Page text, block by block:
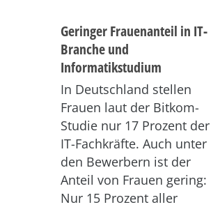
Geringer Frauenanteil in IT-
Branche und
Informatikstudium
In Deutschland stellen
Frauen laut der Bitkom-
Studie nur 17 Prozent der
IT-Fachkräfte. Auch unter
den Bewerbern ist der
Anteil von Frauen gering:
Nur 15 Prozent aller